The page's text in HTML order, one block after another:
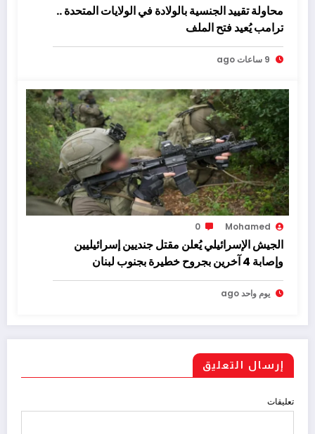
محاولة تقييد الجنسية بالولادة في الولايات المتحدة ..
ترامب يُعيد فتح الملف
9 ساعات ago
Mohamed
0
الجيش الإسرائيلي يُعلن مقتل جنديين إسرائيليين
وإصابة 4 آخرين بجروح خطيرة بجنوب لبنان
يوم واحد ago
إرسال التعليق
تعليقات